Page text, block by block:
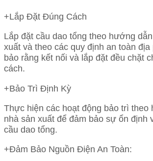
+Lắp Đặt Đúng Cách
Lắp đặt cầu dao tổng theo hướng
xuất và theo các quy định an toàn
bảo rằng kết nối và lắp đặt đều chặt
cách.
+Bảo Trì Định Kỳ
Thực hiện các hoạt động bảo trì theo
nhà sản xuất để đảm bảo sự ổn định
cầu dao tổng.
+Đảm Bảo Nguồn Điện An Toàn: